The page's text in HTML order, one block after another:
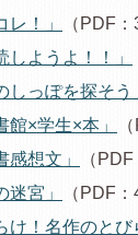
！」
（PDF：
ようよ！！」
っぽを探そう
×学生×本」
想文」
（
宮」
（PDF：
け！名作のとび